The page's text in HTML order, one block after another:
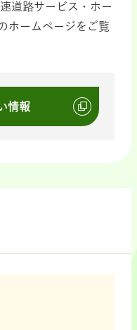
道路サービス・ホー
ホームページをご覧
情報